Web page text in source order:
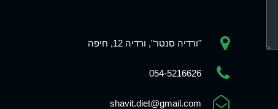
"ורדיה סנטר", ורדיה 12, חיפה
054-5216626
shavit.diet@gmail.com